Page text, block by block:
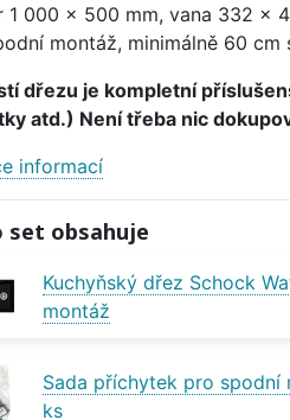
1 000 x 500 mm, vana 332 x
montáž, minimálně 60 cm
dřezu je kompletní
atd.) Není třeba nic
informací
set obsahuje
Kuchyňský dřez Schock
montáž
Sada příchytek pro spodní
ks